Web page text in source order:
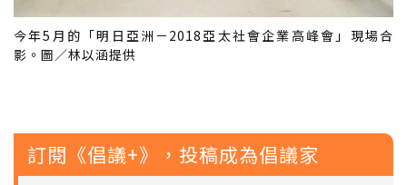
今年5月的「明日亞洲－2018亞太社會企業高峰會」現場合
影。圖／林以涵提供
訂閱《倡議+》，投稿成為倡議家